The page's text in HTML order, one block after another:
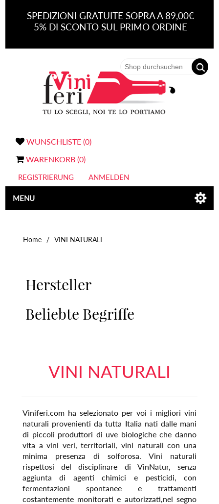
SPEDIZIONI GRATUITE SOPRA A 89,00€
5% DI SCONTO SUL PRIMO ORDINE
WUNSCHLISTE (0)
WARENKORB (0)
REGISTRIERUNG ANMELDEN
MENU
Home / VINI NATURALI
Hersteller
Beliebte Begriffe
VINI NATURALI
Viniferi.com ha selezionato per voi i migliori vini
naturali provenienti da tutta Italia nati dalle mani
di piccoli produttori di uve biologiche che danno
vita a vini veri, territoriali, vini naturali con una
minima presenza di solforosa. Vini naturali
rispettosi del disciplinare di VinNatur, senza
aggiunta di agenti chimici e pesticidi, con
fermentazioni spontanee e trattamenti
costantemente monitorati e autorizzati,nel segno